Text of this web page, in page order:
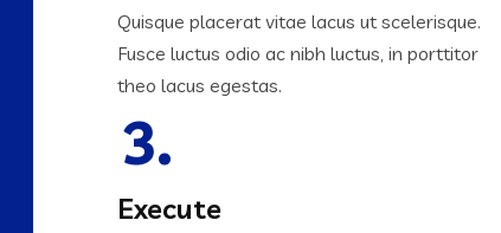
Quisque placerat vitae lacus ut scelerisque.
Fusce luctus odio ac nibh luctus, in porttitor
theo lacus egestas.
3.
Execute